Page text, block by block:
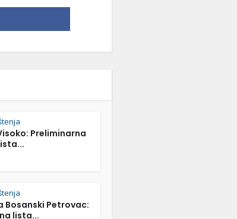
Preliminarna
Bosanski Petrovac:
lista...